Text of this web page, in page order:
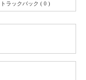
トラックバック ( 0 )